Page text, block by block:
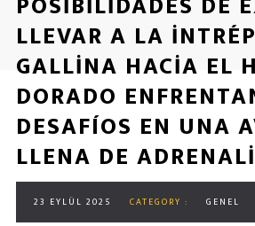
LLEVAR A LA
GALLINA HACIA EL
DORADO
DESAFÍOS EN UNA
LLENA DE
23 EYLÜL 2025 CATEGORY : GENEL